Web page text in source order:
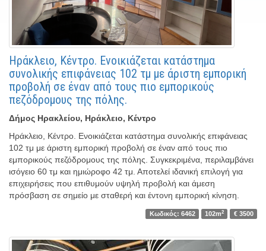
Ηράκλειο, Κέντρο. Ενοικιάζεται κατάστημα
συνολικής επιφάνειας 102 τμ με άριστη εμπορική
προβολή σε έναν από τους πιο εμπορικούς
πεζόδρομους της πόλης.
Δήμος Ηρακλείου, Ηράκλειο, Κέντρο
Ηράκλειο, Κέντρο. Ενοικιάζεται κατάστημα συνολικής επιφάνειας
102 τμ με άριστη εμπορική προβολή σε έναν από τους πιο
εμπορικούς πεζόδρομους της πόλης. Συγκεκριμένα, περιλαμβάνει
ισόγειο 60 τμ και ημιώροφο 42 τμ. Αποτελεί ιδανική επιλογή για
επιχειρήσεις που επιθυμούν υψηλή προβολή και άμεση
πρόσβαση σε σημείο με σταθερή και έντονη εμπορική κίνηση.
Κωδικός: 6462 102m2 € 3500